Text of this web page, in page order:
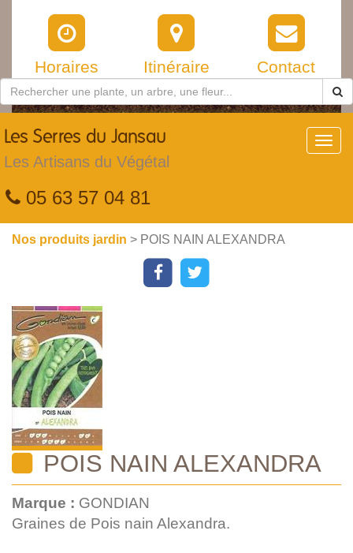
Horaires Itinéraire Contact
Les Serres du Jansau
Les Artisans du Végétal
05 63 57 04 81
Nos produits jardin > POIS NAIN ALEXANDRA
POIS NAIN ALEXANDRA
Marque : GONDIAN
Graines de Pois nain Alexandra.